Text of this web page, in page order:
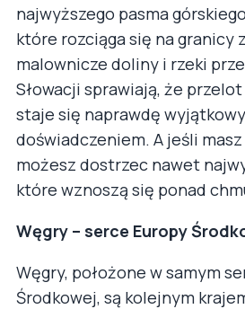
najwyższego pasma
które rozciąga się na granicy
malownicze doliny i rzeki
Słowacji sprawiają, że
staje się naprawdę
doświadczeniem. A jeśli
możesz dostrzec nawet
które wznoszą się ponad
Węgry – serce Europy
Węgry, położone w samym
Środkowej, są kolejnym